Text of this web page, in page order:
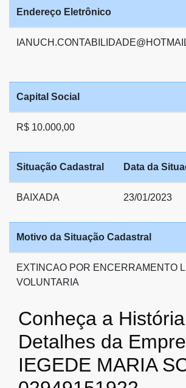
Endereço Eletrônico
Capital Social
R$ 10.000,00
Situação Cadastral Data da
BAIXADA 23/01/2023
Motivo da Situação Cadastral
EXTINCAO POR ENCERRAMENTO
VOLUNTARIA
Conheça a
Detalhes da
IEGEDE MARIA